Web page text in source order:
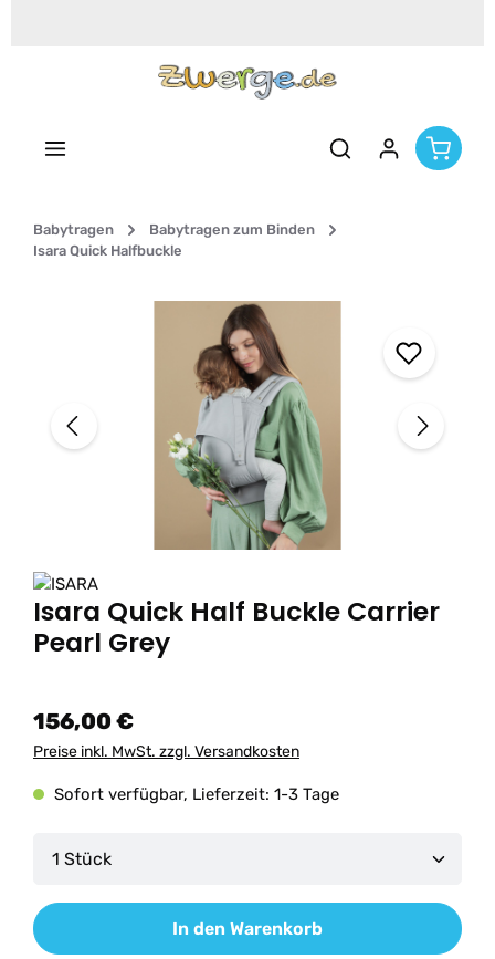
Babytragen
Babytragen zum Binden
Isara Quick Halfbuckle
Bildergalerie überspringen
Isara Quick Half Buckle Carrier
Pearl Grey
156,00 €
Preise inkl. MwSt. zzgl. Versandkosten
Sofort verfügbar, Lieferzeit: 1-3 Tage
Produkt Anzahl: Gib den gewünschten Wert
In den Warenkorb